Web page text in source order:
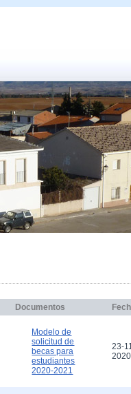
Documentos
Modelo de
solicitud de
becas para
estudiantes
2020-2021
23-
2020